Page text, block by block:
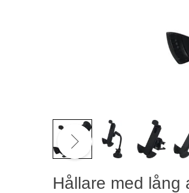
Hållare med lång